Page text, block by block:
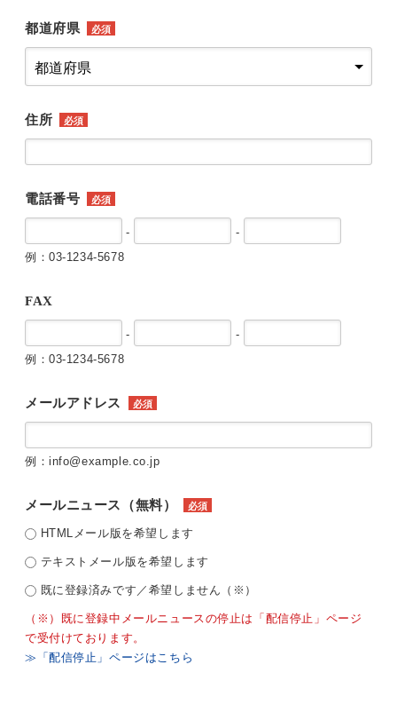
都道府県 必須
住所 必須
電話番号 必須
-
-
例：03-1234-5678
FAX
-
-
例：03-1234-5678
メールアドレス 必須
例：info@example.co.jp
メールニュース（無料） 必須
HTMLメール版を希望します
テキストメール版を希望します
既に登録済みです／希望しません（※）
（※）既に登録中メールニュースの停止は「配信停止」ページ
で受付けております。
≫「配信停止」ページはこちら